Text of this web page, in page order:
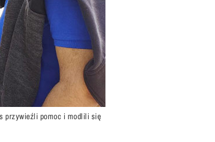
przywieźli pomoc i modlili się